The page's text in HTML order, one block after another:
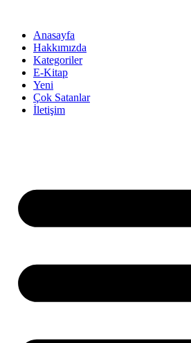
Anasayfa
Hakkımızda
Kategoriler
E-Kitap
Yeni
Çok Satanlar
İletişim